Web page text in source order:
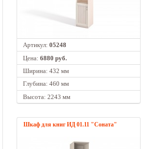
Артикул: 05248
Цена: 6880 руб.
Ширина: 432 мм
Глубина: 460 мм
Высота: 2243 мм
Шкаф для книг ИД 01.11 "Соната"